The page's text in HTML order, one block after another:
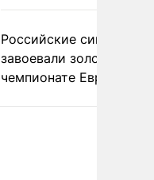
Российские
завоевали золото на
чемпионате Европы